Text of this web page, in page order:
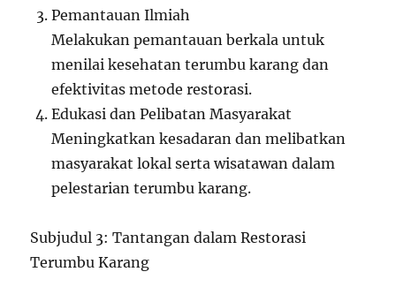
Pemantauan Ilmiah
Melakukan pemantauan berkala untuk
menilai kesehatan terumbu karang dan
efektivitas metode restorasi.
Edukasi dan Pelibatan Masyarakat
Meningkatkan kesadaran dan melibatkan
masyarakat lokal serta wisatawan dalam
pelestarian terumbu karang.
Subjudul 3: Tantangan dalam Restorasi
Terumbu Karang